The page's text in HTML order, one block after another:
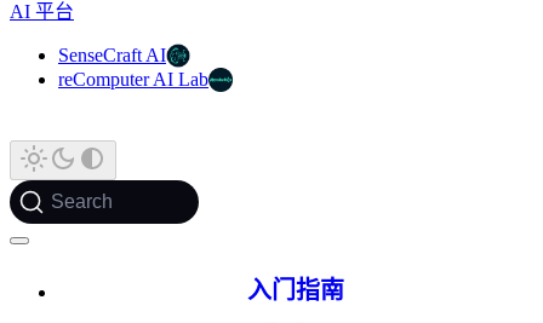
AI 平台
SenseCraft AI
reComputer AI Lab
Search
入门指南